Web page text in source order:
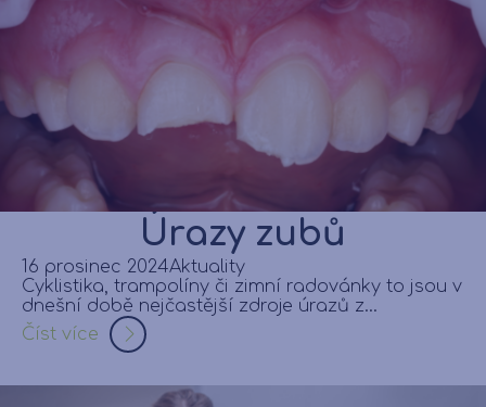
Úrazy zubů
16 prosinec 2024Aktuality
Cyklistika, trampolíny či zimní radovánky to jsou v
dnešní době nejčastější zdroje úrazů z...
Číst více